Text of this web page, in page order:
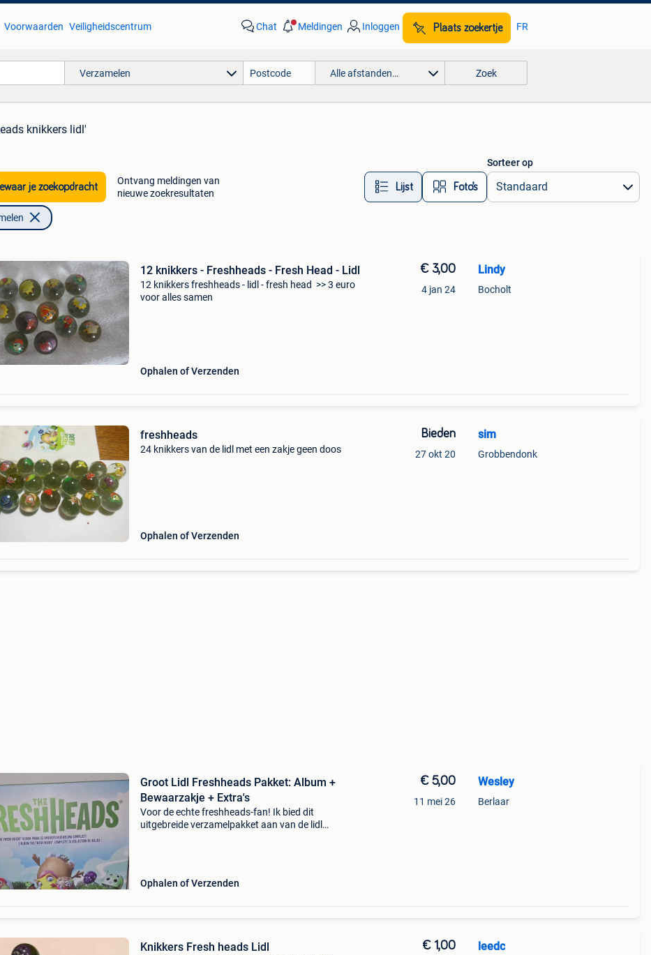
Voorwaarden Veiligheidscentrum Chat Meldingen Inloggen Plaats zoekertje FR
Verzamelen Alle afstanden… Zoek
knikkers lidl'
je zoekopdracht
Ontvang meldingen van
nieuwe zoekresultaten
Lijst Foto’s
Sorteer op
12 knikkers - Freshheads - Fresh Head - Lidl
12 knikkers freshheads - lidl - fresh head >> 3 euro
voor alles samen
Ophalen of Verzenden
€ 3,00
4 jan 24
Lindy
Bocholt
freshheads
24 knikkers van de lidl met een zakje geen doos
Ophalen of Verzenden
Bieden
27 okt 20
sim
Grobbendonk
Groot Lidl Freshheads Pakket: Album +
Bewaarzakje + Extra's
Voor de echte freshheads-fan! Ik bied dit
uitgebreide verzamelpakket aan van de lidl
Ophalen of Verzenden
€ 5,00
11 mei 26
Wesley
Berlaar
Knikkers Fresh heads Lidl € 1,00 leedc